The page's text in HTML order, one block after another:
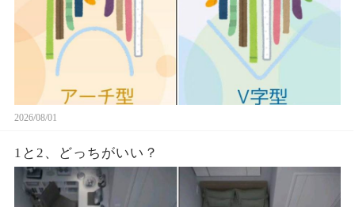
2026/08/01
1と2、どっちがいい？